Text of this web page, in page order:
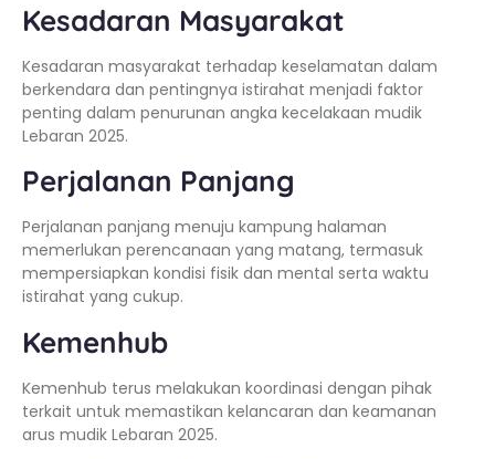
Kesadaran Masyarakat
Kesadaran masyarakat terhadap keselamatan dalam
berkendara dan pentingnya istirahat menjadi faktor
penting dalam penurunan angka kecelakaan mudik
Lebaran 2025.
Perjalanan Panjang
Perjalanan panjang menuju kampung halaman
memerlukan perencanaan yang matang, termasuk
mempersiapkan kondisi fisik dan mental serta waktu
istirahat yang cukup.
Kemenhub
Kemenhub terus melakukan koordinasi dengan pihak
terkait untuk memastikan kelancaran dan keamanan
arus mudik Lebaran 2025.